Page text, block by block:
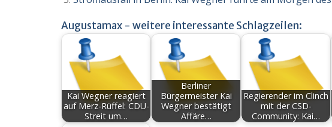
Augustamax - weitere interessante Schlagzeilen:
Kai Wegner reagiert
auf Merz-Rüffel: CDU-
Streit um…
Berliner
Bürgermeister Kai
Wegner bestätigt
Affäre…
Regierender im Clinch
mit der CSD-
Community: Kai…